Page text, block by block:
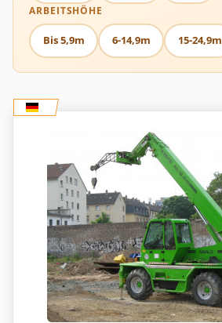
ARBEITSHÖHE
Bis 5,9m 6-14,9m 15-24,9m